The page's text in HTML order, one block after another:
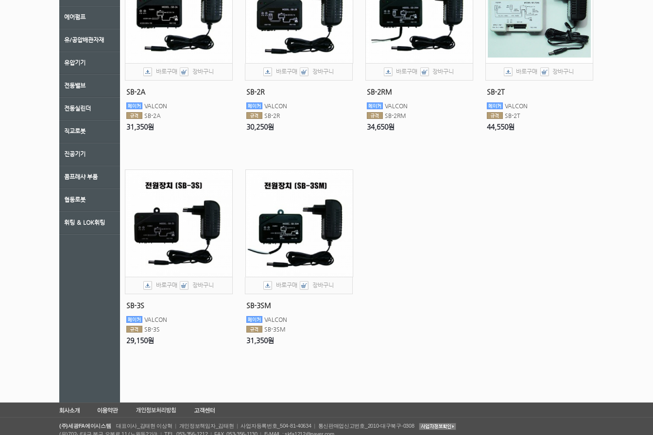
에어펌프
유/공압배관자재
유압기기
전동밸브
전동실린더
직교로봇
진공기기
콤프레샤 부품
협동로봇
휘팅 ＆ LOK휘팅
바로구매 장바구니
SB-2A
VALCON
SB-2A
31,350원
바로구매 장바구니
SB-2R
VALCON
SB-2R
30,250원
바로구매 장바구니
SB-2RM
VALCON
SB-2RM
34,650원
바로구매 장바구니
SB-2T
VALCON
SB-2T
44,550원
바로구매 장바구니
SB-3S
VALCON
SB-3S
29,150원
바로구매 장바구니
SB-3SM
VALCON
SB-3SM
31,350원
(주)세광FA에이시스템 대표이사_김태현 이상혁 | 개인정보책임자_김태현 | 사업자등록번호_504-81-40634 |
통신판매업신고번호_2010-대구북구-0308
(우)702- (대구 북구 오봉로 11 (노원동2가))
| TEL_053-356-1212 | FAX_053-356-1130 | E-MAIL : skfa1212@naver.com